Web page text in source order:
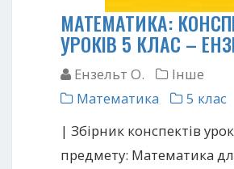
МАТЕМАТИКА:
УРОКІВ 5 КЛАС –
Ензельт О.
Інше
Математика
5 клас
| Збірник конспектів
предмету: Математика